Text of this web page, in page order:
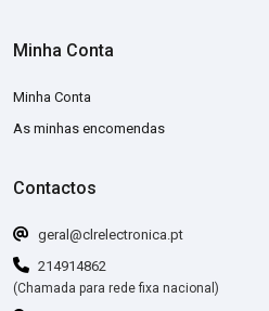
Minha Conta
Minha Conta
As minhas encomendas
Contactos
geral@clrelectronica.pt
214914862
(Chamada para rede fixa nacional)